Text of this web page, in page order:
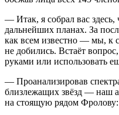
— Итак, я собрал вас
дальнейших планах. За
как всем известно — мы, к
не добились. Встаёт
руками или использовать
— Проанализировав
близлежащих звёзд — наш
на стоящую рядом Фролову: